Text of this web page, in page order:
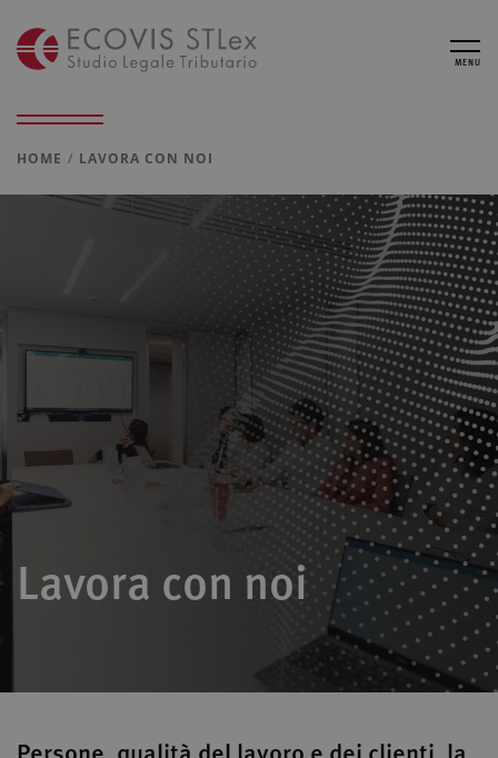
MENU
HOME LAVORA CON NOI
Lavora con noi